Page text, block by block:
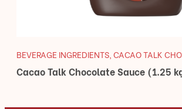
BEVERAGE INGREDIENTS,CACAO TALK
Cacao Talk Chocolate Sauce (1.25